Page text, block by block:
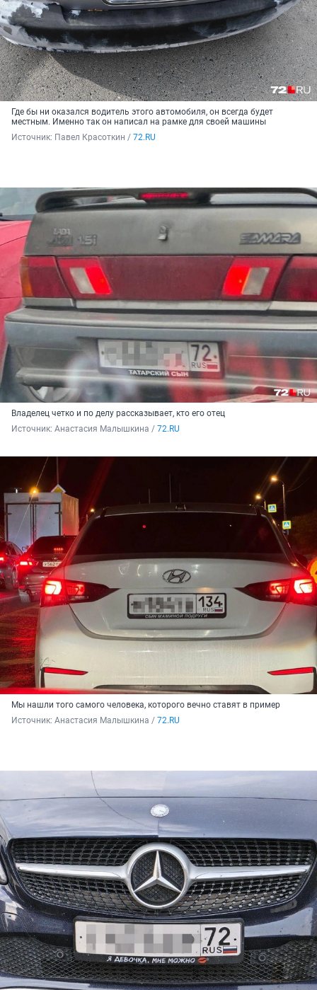
Где бы ни оказался водитель этого автомобиля, он всегда будет
местным. Именно так он написал на рамке для своей машины
Источник: Павел Красоткин / 72.RU
Владелец четко и по делу рассказывает, кто его отец
Источник: Анастасия Малышкина / 72.RU
Мы нашли того самого человека, которого вечно ставят в пример
Источник: Анастасия Малышкина / 72.RU